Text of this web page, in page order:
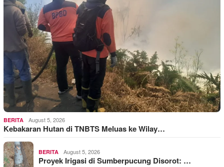
BERITA August 5, 2026
Kebakaran Hutan di TNBTS Meluas ke Wilay…
BERITA August 5, 2026
Proyek Irigasi di Sumberpucung Disorot: …